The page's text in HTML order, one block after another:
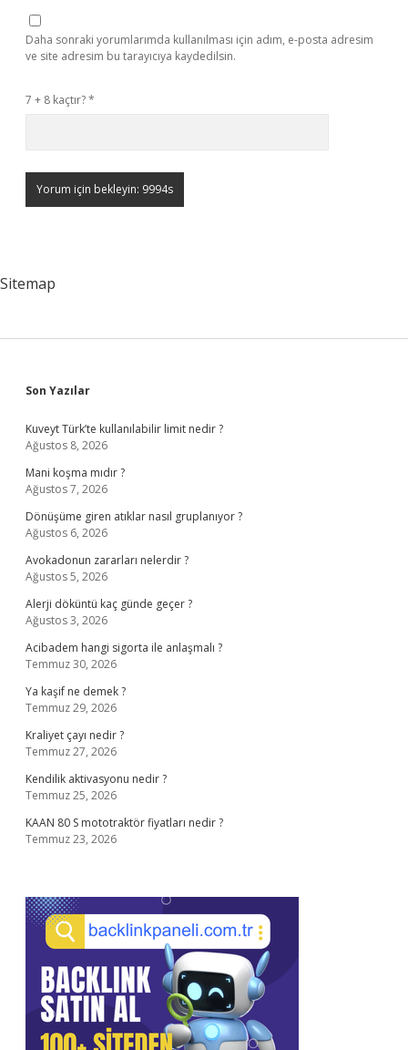
Daha sonraki yorumlarımda kullanılması için adım, e-posta adresim
ve site adresim bu tarayıcıya kaydedilsin.
7 + 8 kaçtır?*
Sitemap
Sidebar
Son Yazılar
Kuveyt Türk’te kullanılabilir limit nedir ?
Ağustos 8, 2026
Mani koşma mıdır ?
Ağustos 7, 2026
Dönüşüme giren atıklar nasıl gruplanıyor ?
Ağustos 6, 2026
Avokadonun zararları nelerdir ?
Ağustos 5, 2026
Alerji döküntü kaç günde geçer ?
Ağustos 3, 2026
Acibadem hangi sigorta ile anlaşmalı ?
Temmuz 30, 2026
Ya kaşif ne demek ?
Temmuz 29, 2026
Kraliyet çayı nedir ?
Temmuz 27, 2026
Kendilik aktivasyonu nedir ?
Temmuz 25, 2026
KAAN 80 S mototraktör fiyatları nedir ?
Temmuz 23, 2026